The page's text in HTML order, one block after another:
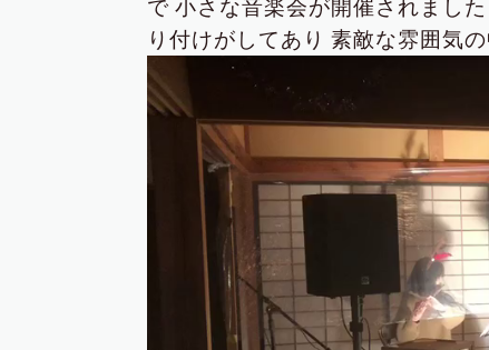
で 小さな音楽会が開催されました
り付けがしてあり 素敵な雰囲気の
動
画
ー